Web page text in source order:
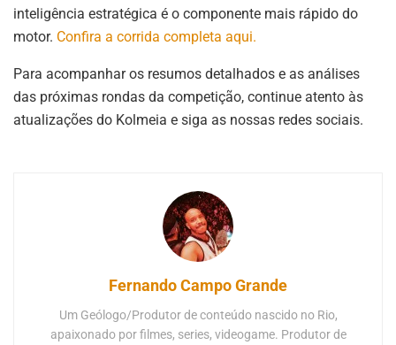
inteligência estratégica é o componente mais rápido do
motor. Confira a corrida completa aqui.
Para acompanhar os resumos detalhados e as análises
das próximas rondas da competição, continue atento às
atualizações do Kolmeia e siga as nossas redes sociais.
Fernando Campo Grande
Um Geólogo/Produtor de conteúdo nascido no Rio,
apaixonado por filmes, series, videogame. Produtor de